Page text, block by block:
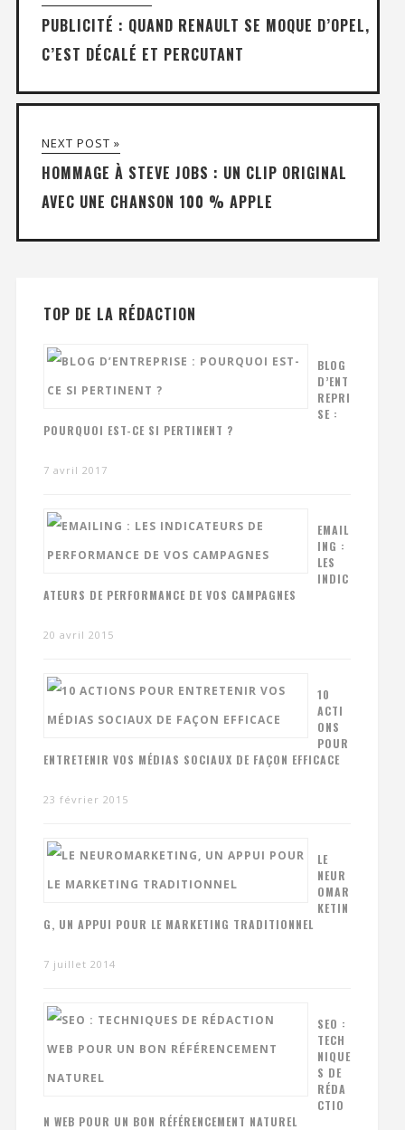
PUBLICITÉ : QUAND RENAULT SE MOQUE D’OPEL,
C’EST DÉCALÉ ET PERCUTANT
NEXT POST »
HOMMAGE À STEVE JOBS : UN CLIP ORIGINAL
AVEC UNE CHANSON 100 % APPLE
TOP DE LA RÉDACTION
BLOG
D’ENT
REPRI
SE :
POURQUOI EST-CE SI PERTINENT ?
7 avril 2017
EMAIL
ING :
LES
INDIC
ATEURS DE PERFORMANCE DE VOS CAMPAGNES
20 avril 2015
10
ACTI
ONS
POUR
ENTRETENIR VOS MÉDIAS SOCIAUX DE FAÇON EFFICACE
23 février 2015
LE
NEUR
OMAR
KETIN
G, UN APPUI POUR LE MARKETING TRADITIONNEL
7 juillet 2014
SEO :
TECH
NIQUE
S DE
RÉDA
CTIO
N WEB POUR UN BON RÉFÉRENCEMENT NATUREL